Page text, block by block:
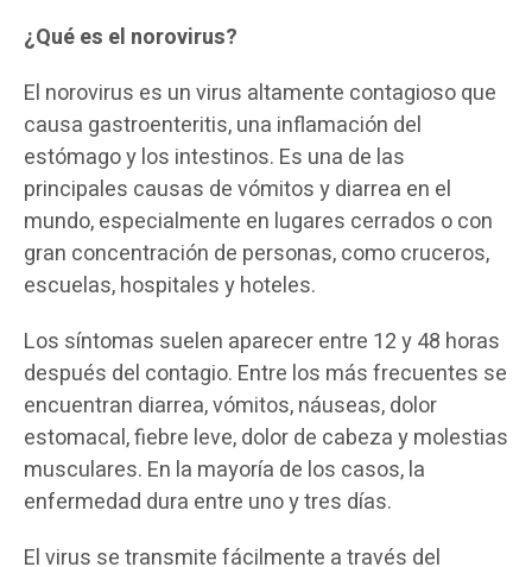
¿Qué es el norovirus?
El norovirus es un virus altamente contagioso que
causa gastroenteritis, una inflamación del
estómago y los intestinos. Es una de las
principales causas de vómitos y diarrea en el
mundo, especialmente en lugares cerrados o con
gran concentración de personas, como cruceros,
escuelas, hospitales y hoteles.
Los síntomas suelen aparecer entre 12 y 48 horas
después del contagio. Entre los más frecuentes se
encuentran diarrea, vómitos, náuseas, dolor
estomacal, fiebre leve, dolor de cabeza y molestias
musculares. En la mayoría de los casos, la
enfermedad dura entre uno y tres días.
El virus se transmite fácilmente a través del